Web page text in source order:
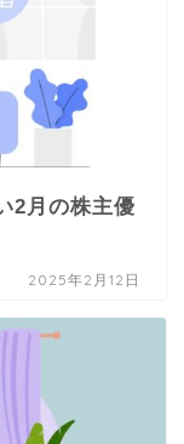
2月の株主優
2025年2月12日